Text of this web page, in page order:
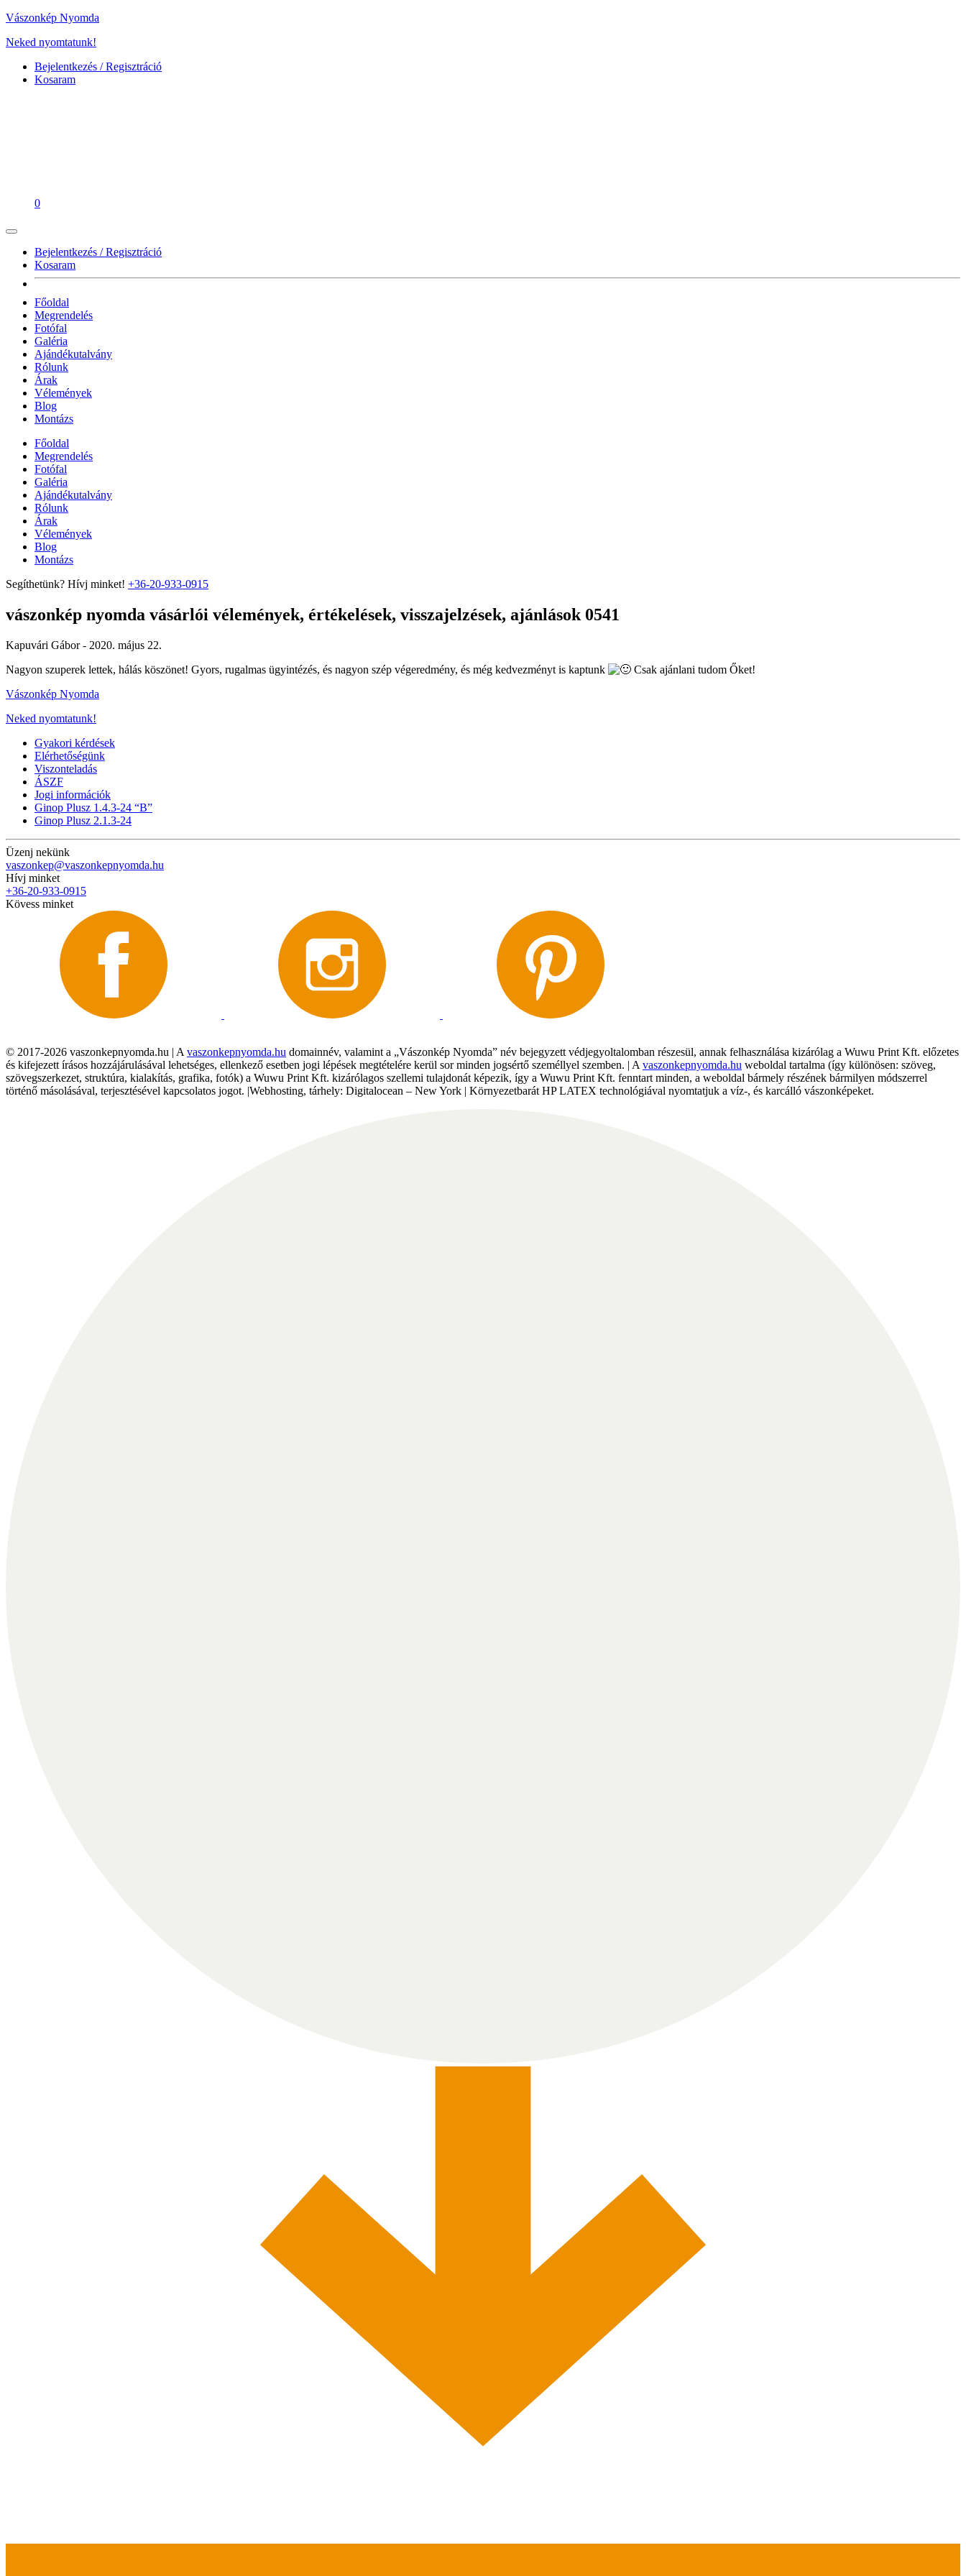
Vászonkép Nyomda
Neked nyomtatunk!
Bejelentkezés / Regisztráció
Kosaram
0
Bejelentkezés / Regisztráció
Kosaram
Főoldal
Megrendelés
Fotófal
Galéria
Ajándékutalvány
Rólunk
Árak
Vélemények
Blog
Montázs
Főoldal
Megrendelés
Fotófal
Galéria
Ajándékutalvány
Rólunk
Árak
Vélemények
Blog
Montázs
Segíthetünk? Hívj minket! +36-20-933-0915
vászonkép nyomda vásárlói vélemények, értékelések, visszajelzések, ajánlások 0541
Kapuvári Gábor - 2020. május 22.
Nagyon szuperek lettek, hálás köszönet! Gyors, rugalmas ügyintézés, és nagyon szép végeredmény, és még kedvezményt is kaptunk
Csak ajánlani tudom Őket!
Vászonkép Nyomda
Neked nyomtatunk!
Gyakori kérdések
Elérhetőségünk
Viszonteladás
ÁSZF
Jogi információk
Ginop Plusz 1.4.3-24 “B”
Ginop Plusz 2.1.3-24
Üzenj nekünk
vaszonkep@vaszonkepnyomda.hu
Hívj minket
+36-20-933-0915
Kövess minket
© 2017-2026 vaszonkepnyomda.hu | A vaszonkepnyomda.hu domainnév, valamint a „Vászonkép Nyomda” név bejegyzett védjegyoltalomban részesül, annak felhasználása kizárólag a Wuwu Print Kft. előzetes
és kifejezett írásos hozzájárulásával lehetséges, ellenkező esetben jogi lépések megtételére kerül sor minden jogsértő személlyel szemben. | A vaszonkepnyomda.hu weboldal tartalma (így különösen: szöveg,
szövegszerkezet, struktúra, kialakítás, grafika, fotók) a Wuwu Print Kft. kizárólagos szellemi tulajdonát képezik, így a Wuwu Print Kft. fenntart minden, a weboldal bármely részének bármilyen módszerrel
történő másolásával, terjesztésével kapcsolatos jogot. |Webhosting, tárhely: Digitalocean – New York | Környezetbarát HP LATEX technológiával nyomtatjuk a víz-, és karcálló vászonképeket.